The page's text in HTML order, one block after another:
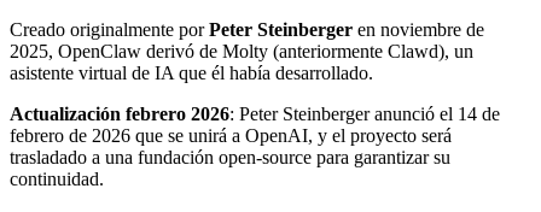
Creado originalmente porPeter Steinberger en noviembre de
2025, OpenClaw derivó de Molty (anteriormente Clawd), un
asistente virtual de IA que él había desarrollado.
Actualización febrero 2026: Peter Steinberger anunció el 14 de
febrero de 2026 que se unirá a OpenAI, y el proyecto será
trasladado a una fundación open-source para garantizar su
continuidad.